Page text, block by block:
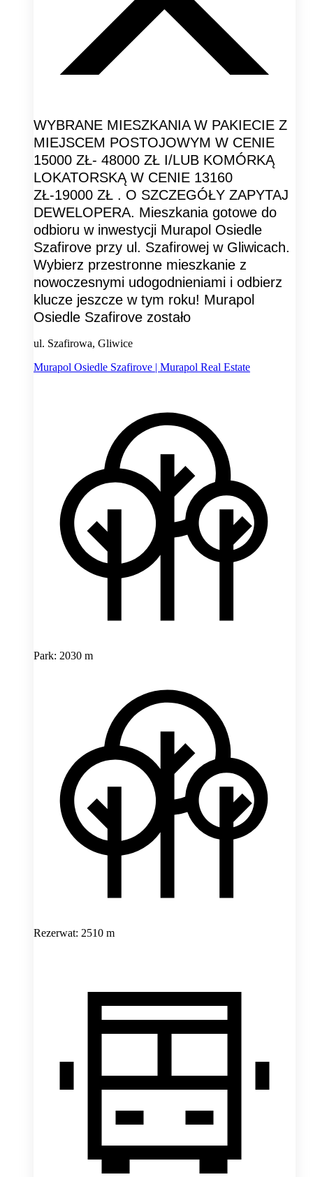
WYBRANE MIESZKANIA W PAKIECIE Z
MIEJSCEM POSTOJOWYM W CENIE
15000 ZŁ- 48000 ZŁ I/LUB KOMÓRKĄ
LOKATORSKĄ W CENIE 13160
ZŁ-19000 ZŁ . O SZCZEGÓŁY ZAPYTAJ
DEWELOPERA. Mieszkania gotowe do
odbioru w inwestycji Murapol Osiedle
Szafirove przy ul. Szafirowej w Gliwicach.
Wybierz przestronne mieszkanie z
nowoczesnymi udogodnieniami i odbierz
klucze jeszcze w tym roku! Murapol
Osiedle Szafirove zostało
ul. Szafirowa, Gliwice
Murapol Osiedle Szafirove | Murapol Real Estate
Park: 2030 m
Rezerwat: 2510 m